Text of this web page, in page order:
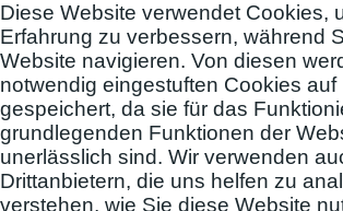
Diese Website verwendet Cookies,
Erfahrung zu verbessern, während
Website navigieren. Von diesen
notwendig eingestuften Cookies auf
gespeichert, da sie für das
grundlegenden Funktionen der
unerlässlich sind. Wir verwenden
Drittanbietern, die uns helfen zu
verstehen, wie Sie diese Website